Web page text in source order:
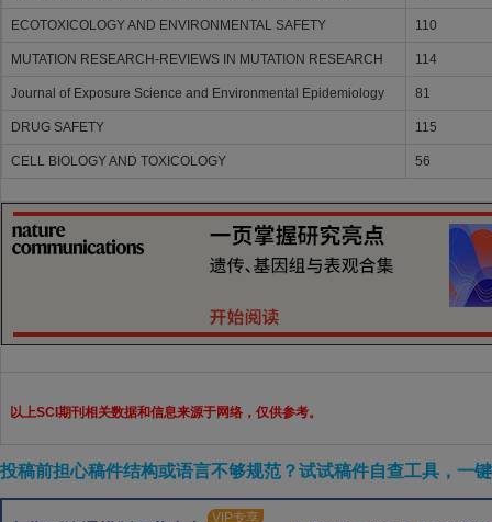
ECOTOXICOLOGY AND ENVIRONMENTAL SAFETY 110
MUTATION RESEARCH-REVIEWS IN MUTATION RESEARCH 114
Journal of Exposure Science and Environmental Epidemiology 81
DRUG SAFETY 115
CELL BIOLOGY AND TOXICOLOGY 56
以上SCI期刊相关数据和信息来源于网络，仅供参考。
投稿前担心稿件结构或语言不够规范？试试稿件自查工具，一
VIP专享